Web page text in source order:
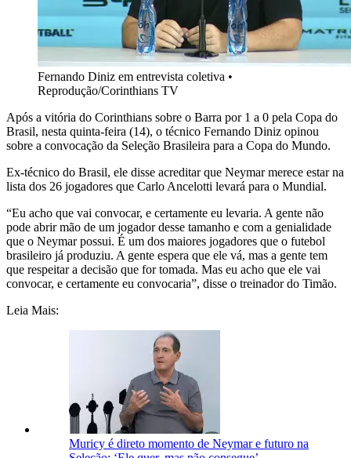
Fernando Diniz em entrevista coletiva •
Reprodução/Corinthians TV
Após a vitória do Corinthians sobre o Barra por 1 a 0 pela Copa do
Brasil, nesta quinta-feira (14), o técnico Fernando Diniz opinou
sobre a convocação da Seleção Brasileira para a Copa do Mundo.
Ex-técnico do Brasil, ele disse acreditar que Neymar merece estar na
lista dos 26 jogadores que Carlo Ancelotti levará para o Mundial.
“Eu acho que vai convocar, e certamente eu levaria. A gente não
pode abrir mão de um jogador desse tamanho e com a genialidade
que o Neymar possui. É um dos maiores jogadores que o futebol
brasileiro já produziu. A gente espera que ele vá, mas a gente tem
que respeitar a decisão que for tomada. Mas eu acho que ele vai
convocar, e certamente eu convocaria”, disse o treinador do Timão.
Leia Mais:
Muricy é direto momento de Neymar e futuro na